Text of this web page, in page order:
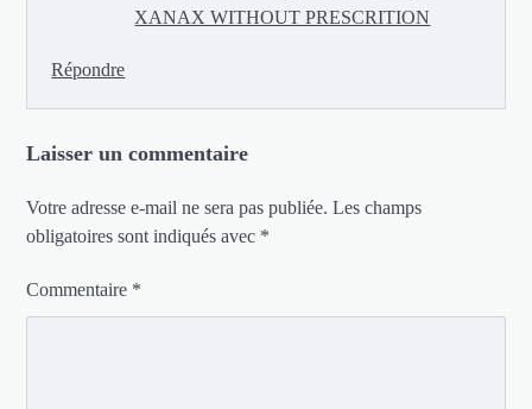
XANAX WITHOUT PRESCRITION
Répondre
Laisser un commentaire
Votre adresse e-mail ne sera pas publiée. Les champs
obligatoires sont indiqués avec *
Commentaire *